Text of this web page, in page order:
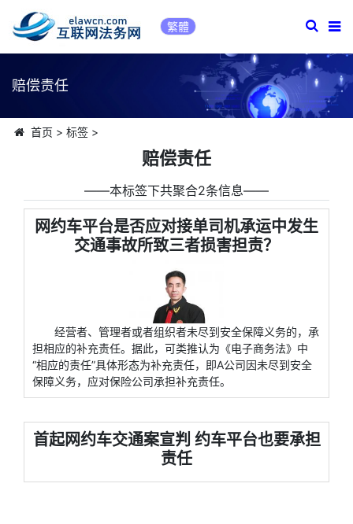
繁體
赔偿责任
首页 > 标签>
赔偿责任
――本标签下共聚合2条信息――
网约车平台是否应对接单司机承运中发生
交通事故所致三者损害担责？
经营者、管理者或者组织者未尽到安全保障义务的，承
担相应的补充责任。据此，可类推认为《电子商务法》中
“相应的责任”具体形态为补充责任，即A公司因未尽到安全
保障义务，应对保险公司承担补充责任。
首起网约车交通案宣判 约车平台也要承担
责任